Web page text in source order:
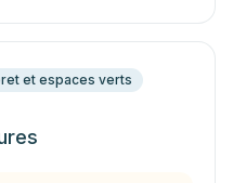
et espaces verts